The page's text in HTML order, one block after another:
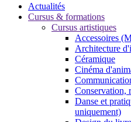
Actualités
Cursus & formations
Cursus artistiques
Accessoires
Architecture
Céramique
Cinéma
Conservation,
Danse et
uniquement)